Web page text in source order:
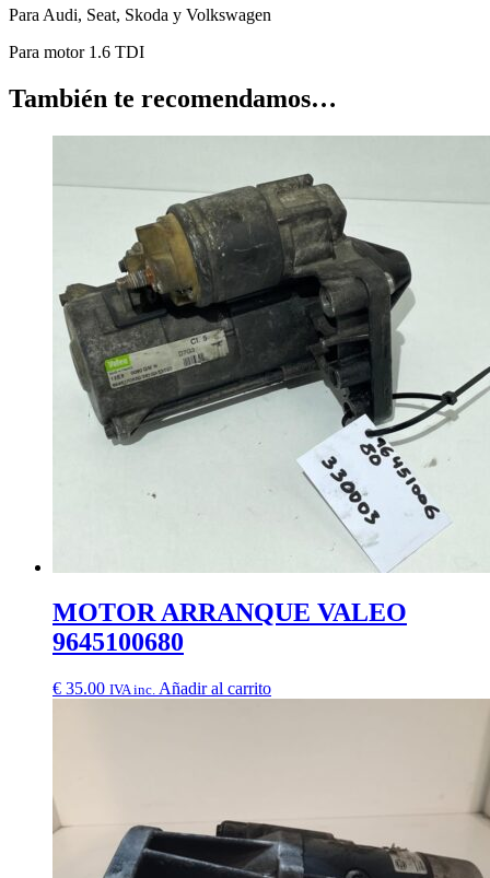
Para Audi, Seat, Skoda y Volkswagen
Para motor 1.6 TDI
También te recomendamos…
MOTOR ARRANQUE VALEO
9645100680
€ 35.00 IVA inc. Añadir al carrito